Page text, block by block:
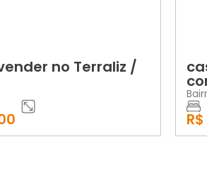
casa para vender no
condomínio moradas